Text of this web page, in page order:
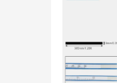
Crafted
this tool is
projects